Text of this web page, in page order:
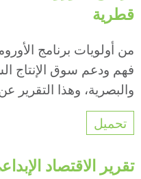
قطرية
من أولويات برنامج
فهم ودعم سوق الإنتاج
والبصرية، وهذا التقرير
تحميل